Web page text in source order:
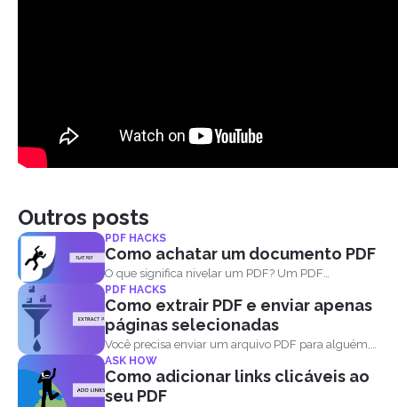
Outros posts
PDF HACKS
Como achatar um documento PDF
O que significa nivelar um PDF? Um PDF
preenchível...
PDF HACKS
Como extrair PDF e enviar apenas
páginas selecionadas
Você precisa enviar um arquivo PDF para alguém,
mas...
ASK HOW
Como adicionar links clicáveis ao
seu PDF